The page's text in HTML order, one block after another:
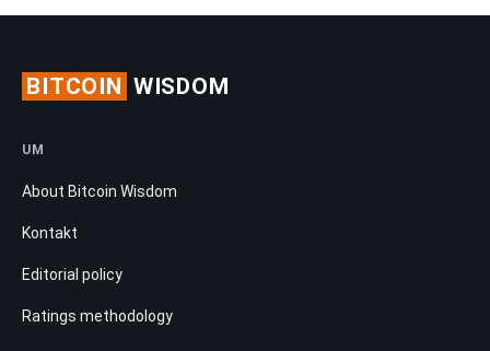
BITCOIN WISDOM
UM
About Bitcoin Wisdom
Kontakt
Editorial policy
Ratings methodology